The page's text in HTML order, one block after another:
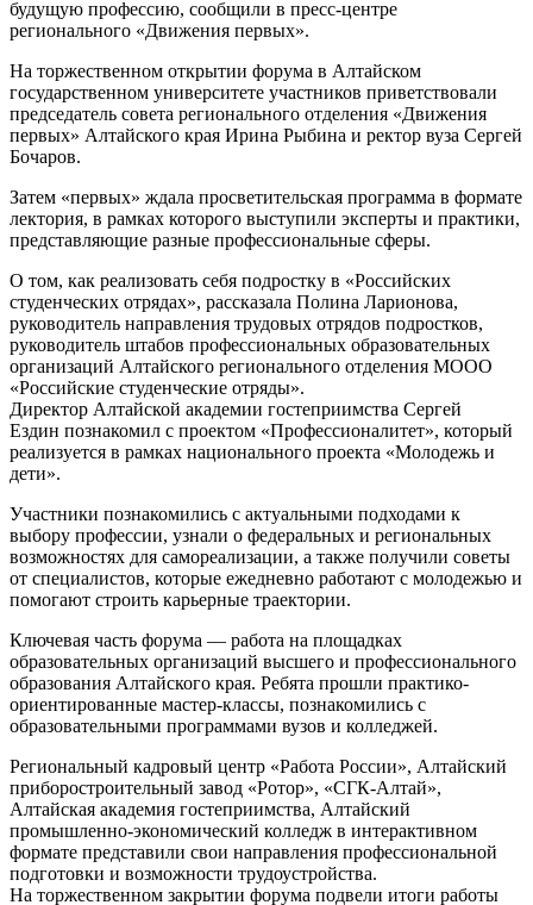
будущую профессию, сообщили в пресс-центре
регионального «Движения первых».
На торжественном открытии форума в Алтайском
государственном университете участников приветствовали
председатель совета регионального отделения «Движения
первых» Алтайского края Ирина Рыбина и ректор вуза Сергей
Бочаров.
Затем «первых» ждала просветительская программа в формате
лектория, в рамках которого выступили эксперты и практики,
представляющие разные профессиональные сферы.
О том, как реализовать себя подростку в «Российских
студенческих отрядах», рассказала Полина Ларионова,
руководитель направления трудовых отрядов подростков,
руководитель штабов профессиональных образовательных
организаций Алтайского регионального отделения МООО
«Российские студенческие отряды».
Директор Алтайской академии гостеприимства Сергей
Ездин познакомил с проектом «Профессионалитет», который
реализуется в рамках национального проекта «Молодежь и
дети».
Участники познакомились с актуальными подходами к
выбору профессии, узнали о федеральных и региональных
возможностях для самореализации, а также получили советы
от специалистов, которые ежедневно работают с молодежью и
помогают строить карьерные траектории.
Ключевая часть форума — работа на площадках
образовательных организаций высшего и профессионального
образования Алтайского края. Ребята прошли практико-
ориентированные мастер-классы, познакомились с
образовательными программами вузов и колледжей.
Региональный кадровый центр «Работа России», Алтайский
приборостроительный завод «Ротор», «СГК-Алтай»,
Алтайская академия гостеприимства, Алтайский
промышленно-экономический колледж в интерактивном
формате представили свои направления профессиональной
подготовки и возможности трудоустройства.
На торжественном закрытии форума подвели итоги работы